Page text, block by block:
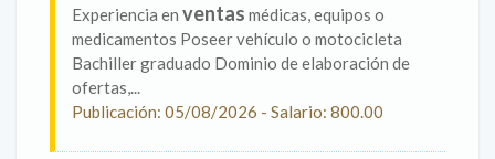
Experiencia en ventas médicas, equipos o
medicamentos Poseer vehículo o motocicleta
Bachiller graduado Dominio de elaboración de
ofertas,...
Publicación: 05/08/2026 - Salario: 800.00